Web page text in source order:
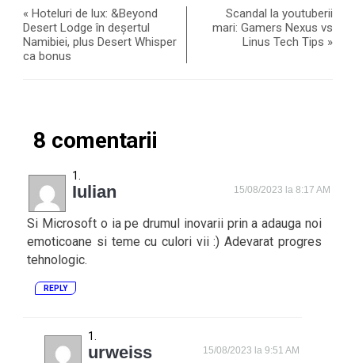
«Hoteluri de lux: &Beyond
Desert Lodge în deșertul
Namibiei, plus Desert Whisper
ca bonus
Scandal la youtuberii
mari: Gamers Nexus vs
Linus Tech Tips »
8 comentarii
Iulian 15/08/2023 la 8:17 AM
Si Microsoft o ia pe drumul inovarii prin a adauga noi
emoticoane si teme cu culori vii :) Adevarat progres
tehnologic.
REPLY
urweiss 15/08/2023 la 9:51 AM